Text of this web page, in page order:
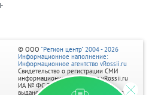
© ООО "Регион центр" 2004 - 2026
Информационное наполнение:
Информационное агентство vRossii.ru
Свидетельство о регистрации СМИ
информационного агентства vRossii.ru
ИА № ФС 77‑35502
выдано РОСКОМНАДЗОРом 04 марта